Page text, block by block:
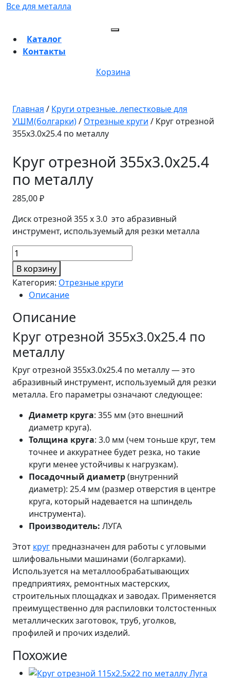
Перейти
Все для металла
Каталог
Контакты
КорзинаЗабронировать
Главная / Круги отрезные. лепестковые для
УШМ(болгарки)/ Отрезные круги / Круг отрезной
355х3.0х25.4 по металлу
Круг отрезной 355х3.0х25.4
по металлу
285,00₽
Диск отрезной 355 х 3.0 это абразивный
инструмент, используемый для резки металла
Количество
товара
Круг
отрезной
355х3.0х25.4
по
металлу
В корзину
Категория: Отрезные круги
Описание
Описание
Круг отрезной 355х3.0х25.4 по
металлу
Круг отрезной 355х3.0х25.4 по металлу — это
абразивный инструмент, используемый для резки
металла. Его параметры означают следующее:
Диаметр круга: 355 мм (это внешний
диаметр круга).
Толщина круга: 3.0 мм (чем тоньше круг, тем
точнее и аккуратнее будет резка, но такие
круги менее устойчивы к нагрузкам).
Посадочный диаметр(внутренний
диаметр): 25.4 мм (размер отверстия в центре
круга, который надевается на шпиндель
инструмента).
Производитель: ЛУГА
Этот круг предназначен для работы с угловыми
шлифовальными машинами (болгарками).
Используется на металлообрабатывающих
предприятиях, ремонтных мастерских,
строительных площадках и заводах. Применяется
преимущественно для распиловки толстостенных
металлических заготовок, труб, уголков,
профилей и прочих изделий.
Похожие